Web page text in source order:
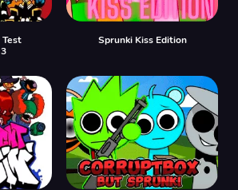
Sprunki Kiss Edition